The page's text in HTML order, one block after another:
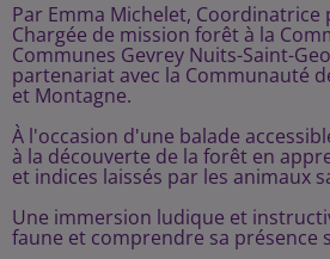
Par Emma Michelet, Coordinatrice
Chargée de mission forêt à la
Communes Gevrey Nuits-Saint-
partenariat avec la Communauté
et Montagne.
À l'occasion d'une balade
à la découverte de la forêt en
et indices laissés par les animaux
Une immersion ludique et
faune et comprendre sa présence